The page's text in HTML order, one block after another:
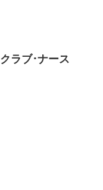
ラブ･ナース